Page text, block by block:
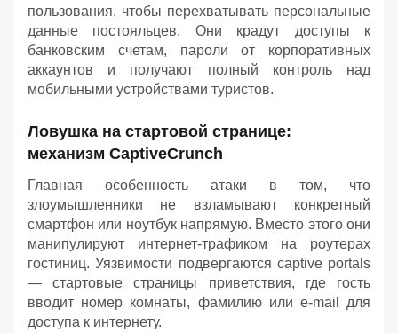
пользования, чтобы перехватывать персональные
данные постояльцев. Они крадут доступы к
банковским счетам, пароли от корпоративных
аккаунтов и получают полный контроль над
мобильными устройствами туристов.
Ловушка на стартовой странице:
механизм CaptiveCrunch
Главная особенность атаки в том, что
злоумышленники не взламывают конкретный
смартфон или ноутбук напрямую. Вместо этого они
манипулируют интернет-трафиком на роутерах
гостиниц. Уязвимости подвергаются captive portals
— стартовые страницы приветствия, где гость
вводит номер комнаты, фамилию или e-mail для
доступа к интернету.